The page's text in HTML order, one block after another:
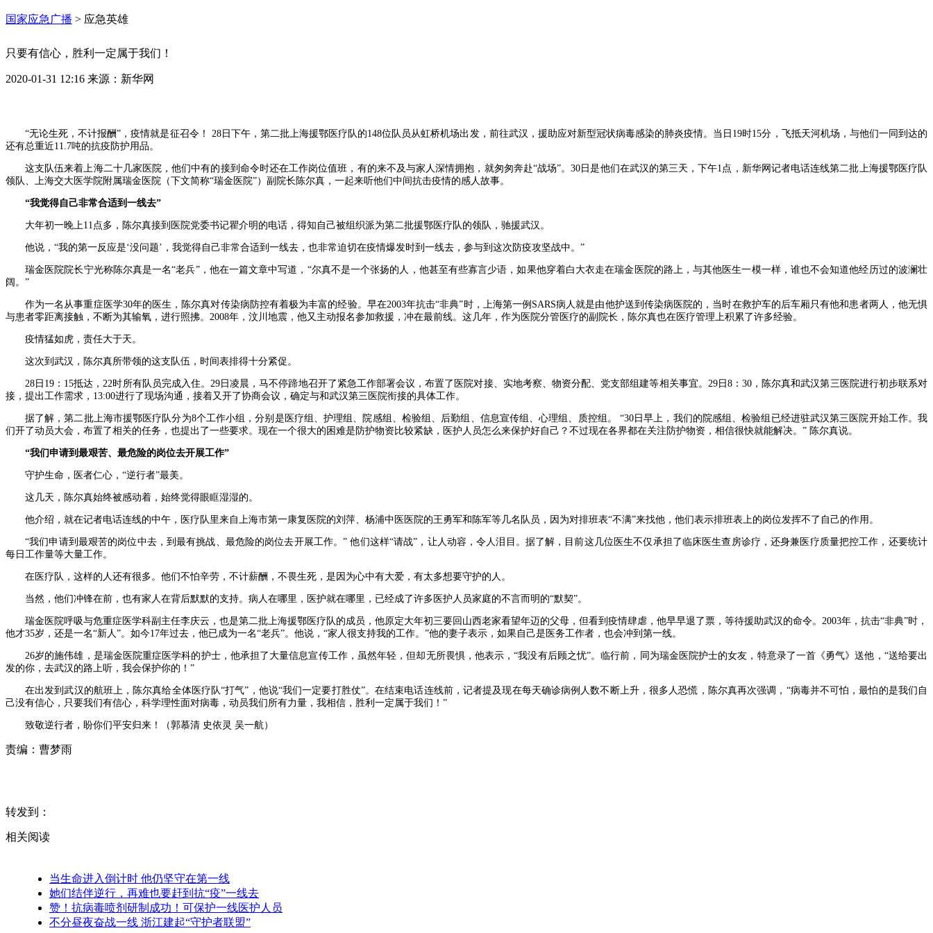
国家应急广播 > 应急英雄
只要有信心，胜利一定属于我们！
2020-01-31 12:16 来源： 新华网
“无论生死，不计报酬”，疫情就是征召令！ 28日下午，第二批上海援鄂医疗队的148位队员从虹桥机场出发，前往武汉，援助应对新型冠状病毒感染的肺炎疫情。当日19时15分，飞抵天河机场，与他们一同到达的
还有总重近11.7吨的抗疫防护用品。
这支队伍来着上海二十几家医院，他们中有的接到命令时还在工作岗位值班，有的来不及与家人深情拥抱，就匆匆奔赴“战场”。30日是他们在武汉的第三天，下午1点，新华网记者电话连线第二批上海援鄂医疗队
领队、上海交大医学院附属瑞金医院（下文简称“瑞金医院”）副院长陈尔真，一起来听他们中间抗击疫情的感人故事。
“我觉得自己非常合适到一线去”
大年初一晚上11点多，陈尔真接到医院党委书记瞿介明的电话，得知自己被组织派为第二批援鄂医疗队的领队，驰援武汉。
他说，“我的第一反应是‘没问题’，我觉得自己非常合适到一线去，也非常迫切在疫情爆发时到一线去，参与到这次防疫攻坚战中。”
瑞金医院院长宁光称陈尔真是一名“老兵”，他在一篇文章中写道，“尔真不是一个张扬的人，他甚至有些寡言少语，如果他穿着白大衣走在瑞金医院的路上，与其他医生一模一样，谁也不会知道他经历过的波澜壮
阔。”
作为一名从事重症医学30年的医生，陈尔真对传染病防控有着极为丰富的经验。早在2003年抗击“非典”时，上海第一例SARS病人就是由他护送到传染病医院的，当时在救护车的后车厢只有他和患者两人，他无惧
与患者零距离接触，不断为其输氧，进行照拂。2008年，汶川地震，他又主动报名参加救援，冲在最前线。这几年，作为医院分管医疗的副院长，陈尔真也在医疗管理上积累了许多经验。
疫情猛如虎，责任大于天。
这次到武汉，陈尔真所带领的这支队伍，时间表排得十分紧促。
28日19：15抵达，22时所有队员完成入住。29日凌晨，马不停蹄地召开了紧急工作部署会议，布置了医院对接、实地考察、物资分配、党支部组建等相关事宜。29日8：30，陈尔真和武汉第三医院进行初步联系对
接，提出工作需求，13:00进行了现场沟通，接着又开了协商会议，确定与和武汉第三医院衔接的具体工作。
据了解，第二批上海市援鄂医疗队分为8个工作小组，分别是医疗组、护理组、院感组、检验组、后勤组、信息宣传组、心理组、质控组。 “30日早上，我们的院感组、检验组已经进驻武汉第三医院开始工作。我
们开了动员大会，布置了相关的任务，也提出了一些要求。现在一个很大的困难是防护物资比较紧缺，医护人员怎么来保护好自己？不过现在各界都在关注防护物资，相信很快就能解决。” 陈尔真说。
“我们申请到最艰苦、最危险的岗位去开展工作”
守护生命，医者仁心，“逆行者”最美。
这几天，陈尔真始终被感动着，始终觉得眼眶湿湿的。
他介绍，就在记者电话连线的中午，医疗队里来自上海市第一康复医院的刘萍、杨浦中医医院的王勇军和陈军等几名队员，因为对排班表“不满”来找他，他们表示排班表上的岗位发挥不了自己的作用。
“我们申请到最艰苦的岗位中去，到最有挑战、最危险的岗位去开展工作。” 他们这样“请战”，让人动容，令人泪目。据了解，目前这几位医生不仅承担了临床医生查房诊疗，还身兼医疗质量把控工作，还要统计
每日工作量等大量工作。
在医疗队，这样的人还有很多。他们不怕辛劳，不计薪酬，不畏生死，是因为心中有大爱，有太多想要守护的人。
当然，他们冲锋在前，也有家人在背后默默的支持。病人在哪里，医护就在哪里，已经成了许多医护人员家庭的不言而明的“默契”。
瑞金医院呼吸与危重症医学科副主任李庆云，也是第二批上海援鄂医疗队的成员，他原定大年初三要回山西老家看望年迈的父母，但看到疫情肆虐，他早早退了票，等待援助武汉的命令。2003年，抗击“非典”时，
他才35岁，还是一名“新人”。如今17年过去，他已成为一名“老兵”。他说，“家人很支持我的工作。”他的妻子表示，如果自己是医务工作者，也会冲到第一线。
26岁的施伟雄，是瑞金医院重症医学科的护士，他承担了大量信息宣传工作，虽然年轻，但却无所畏惧，他表示，“我没有后顾之忧”。临行前，同为瑞金医院护士的女友，特意录了一首《勇气》送他，“送给要出
发的你，去武汉的路上听，我会保护你的！”
在出发到武汉的航班上，陈尔真给全体医疗队“打气”，他说“我们一定要打胜仗”。在结束电话连线前，记者提及现在每天确诊病例人数不断上升，很多人恐慌，陈尔真再次强调，“病毒并不可怕，最怕的是我们自
己没有信心，只要我们有信心，科学理性面对病毒，动员我们所有力量，我相信，胜利一定属于我们！”
致敬逆行者，盼你们平安归来！（郭慕清 史依灵 吴一航）
责编： 曹梦雨
转发到：
相关阅读
当生命进入倒计时 他仍坚守在第一线
她们结伴逆行，再难也要赶到抗“疫”一线去
赞！抗病毒喷剂研制成功！可保护一线医护人员
不分昼夜奋战一线 浙江建起“守护者联盟”